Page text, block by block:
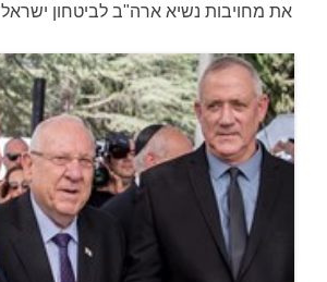
את מחויבות נשיא ארה"ב לביטחון ישראל